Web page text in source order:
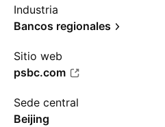
Industria
Bancos regionales
Sitio web
psbc.com
Sede central
Beijing